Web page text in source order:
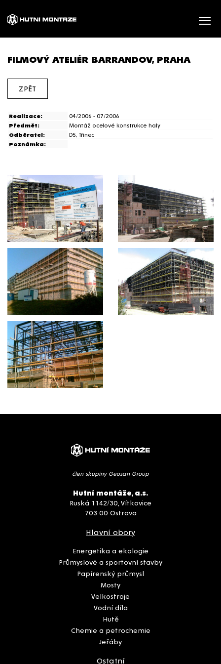
FILMOVÝ ATELIÉR BARRANDOV, PRAHA
ZPĚT
Realizace:
04/2006 - 07/2006
Předmět:
Montáž ocelové konstrukce haly
Odběratel:
D5, Třinec
Poznámka:
člen skupiny Geosan Group
Hutní montáže, a.s.
Ruská 1142/30, Vítkovice
703 00 Ostrava
Hlavní obory
Energetika a ekologie
Průmyslové a sportovní stavby
Papírenský průmysl
Mosty
Velkostroje
Vodní díla
Hutě
Chemie a petrochemie
Jeřáby
Ostatní